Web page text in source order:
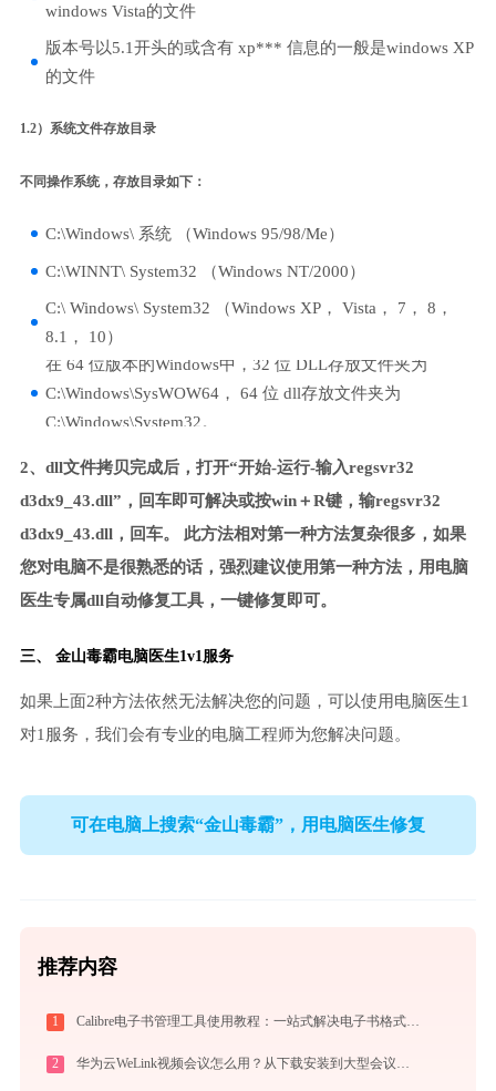
windows Vista的文件
版本号以5.1开头的或含有 xp*** 信息的一般是windows XP
的文件
1.2）系统文件存放目录
不同操作系统，存放目录如下：
C:\Windows\ 系统 （Windows 95/98/Me）
C:\WINNT\ System32 （Windows NT/2000）
C:\ Windows\ System32 （Windows XP， Vista， 7， 8，
8.1， 10）
在 64 位版本的Windows中，32 位 DLL存放文件夹为
C:\Windows\SysWOW64， 64 位 dll存放文件夹为
C:\Windows\System32。
2、dll文件拷贝完成后，打开“开始-运行-输入regsvr32
d3dx9_43.dll”，回车即可解决或按win＋R键，输regsvr32
d3dx9_43.dll，回车。 此方法相对第一种方法复杂很多，如果
您对电脑不是很熟悉的话，强烈建议使用第一种方法，用电脑
医生专属dll自动修复工具，一键修复即可。
三、 金山毒霸电脑医生1v1服务
如果上面2种方法依然无法解决您的问题，可以使用电脑医生1
对1服务，我们会有专业的电脑工程师为您解决问题。
可在电脑上搜索“金山毒霸”，用电脑医生修复
推荐内容
1 Calibre电子书管理工具使用教程：一站式解决电子书格式转换、元数据管理与设备同步
2 华为云WeLink视频会议怎么用？从下载安装到大型会议主持的全流程指南